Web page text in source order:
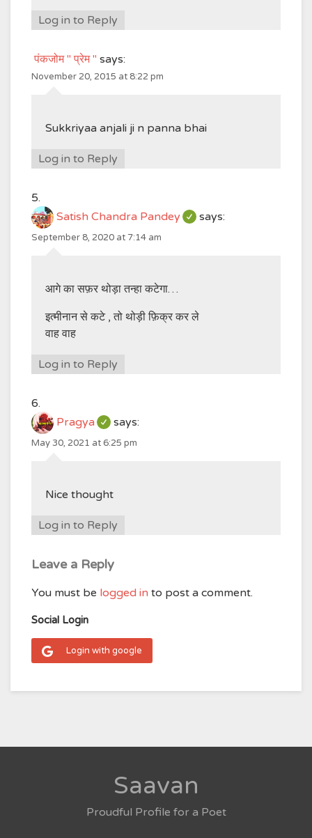
Log in to Reply
पंकजोम " प्रेम " says:
November 20, 2015 at 8:22 pm
Sukkriyaa anjali ji n panna bhai
Log in to Reply
Satish Chandra Pandey says:
September 8, 2020 at 7:14 am
आगे का सफ़र थोड़ा तन्हा कटेगा…
इत्मीनान से कटे , तो थोड़ी फ़िक्र कर ले
वाह वाह
Log in to Reply
Pragya says:
May 30, 2021 at 6:25 pm
Nice thought
Log in to Reply
Leave a Reply
You must be logged in to post a comment.
Social Login
Login with google
Saavan
Proudful Profile for a Poet